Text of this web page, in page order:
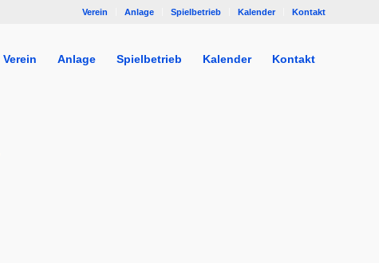
Verein Anlage Spielbetrieb Kalender Kontakt
Verein Anlage Spielbetrieb Kalender Kontakt